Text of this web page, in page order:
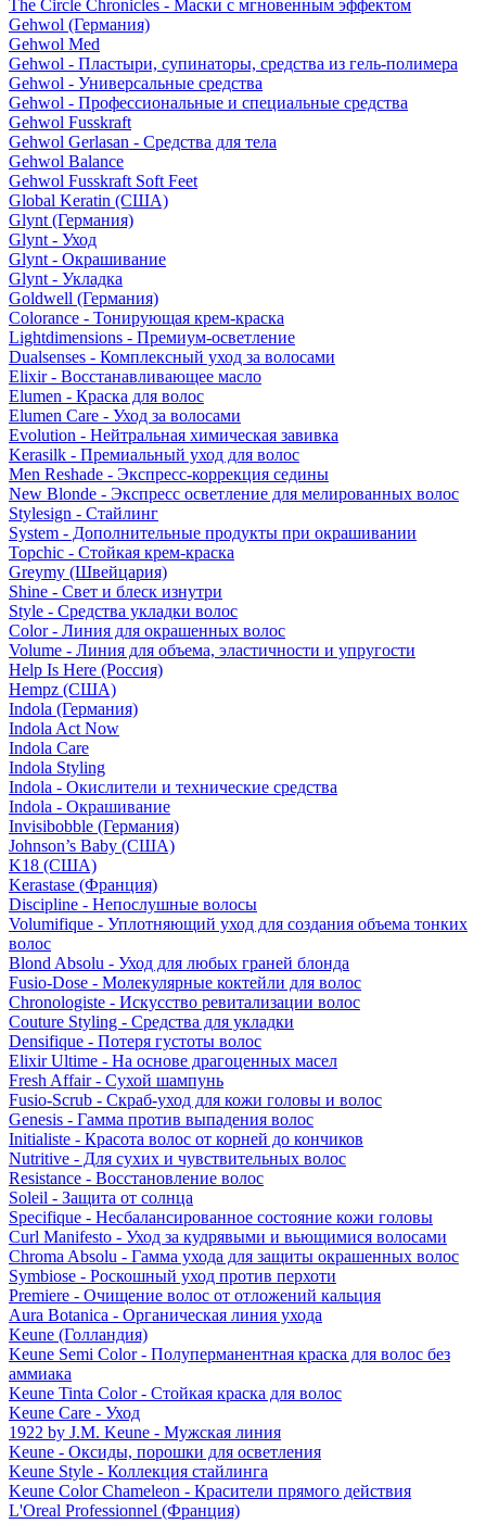
The Circle Chronicles - Маски с мгновенным эффектом
Gehwol (Германия)
Gehwol Med
Gehwol - Пластыри, супинаторы, средства из гель-полимера
Gehwol - Универсальные средства
Gehwol - Профессиональные и специальные средства
Gehwol Fusskraft
Gehwol Gerlasan - Средства для тела
Gehwol Balance
Gehwol Fusskraft Soft Feet
Global Keratin (США)
Glynt (Германия)
Glynt - Уход
Glynt - Окрашивание
Glynt - Укладка
Goldwell (Германия)
Colorance - Тонирующая крем-краска
Lightdimensions - Премиум-осветление
Dualsenses - Комплексный уход за волосами
Elixir - Восстанавливающее масло
Elumen - Краска для волос
Elumen Care - Уход за волосами
Evolution - Нейтральная химическая завивка
Kerasilk - Премиальный уход для волос
Men Reshade - Экспресс-коррекция седины
New Blonde - Экспресс осветление для мелированных волос
Stylesign - Стайлинг
System - Дополнительные продукты при окрашивании
Topchic - Стойкая крем-краска
Greymy (Швейцария)
Shine - Свет и блеск изнутри
Style - Средства укладки волос
Color - Линия для окрашенных волос
Volume - Линия для объема, эластичности и упругости
Help Is Here (Россия)
Hempz (США)
Indola (Германия)
Indola Act Now
Indola Care
Indola Styling
Indola - Окислители и технические средства
Indola - Окрашивание
Invisibobble (Германия)
Johnson’s Baby (США)
K18 (США)
Kerastase (Франция)
Discipline - Непослушные волосы
Volumifique - Уплотняющий уход для создания объема тонких
волос
Blond Absolu - Уход для любых граней блонда
Fusio-Dose - Молекулярные коктейли для волос
Chronologiste - Искусство ревитализации волос
Couture Styling - Средства для укладки
Densifique - Потеря густоты волос
Elixir Ultime - На основе драгоценных масел
Fresh Affair - Сухой шампунь
Fusio-Scrub - Скраб-уход для кожи головы и волос
Genesis - Гамма против выпадения волос
Initialiste - Красота волос от корней до кончиков
Nutritive - Для сухих и чувствительных волос
Resistance - Восстановление волос
Soleil - Защита от солнца
Specifique - Несбалансированное состояние кожи головы
Curl Manifesto - Уход за кудрявыми и вьющимися волосами
Chroma Absolu - Гамма ухода для защиты окрашенных волос
Symbiose - Роскошный уход против перхоти
Premiere - Очищение волос от отложений кальция
Aura Botanica - Органическая линия ухода
Keune (Голландия)
Keune Semi Color - Полуперманентная краска для волос без
аммиака
Keune Tinta Color - Стойкая краска для волос
Keune Care - Уход
1922 by J.M. Keune - Мужская линия
Keune - Оксиды, порошки для осветления
Keune Style - Коллекция стайлинга
Keune Color Chameleon - Красители прямого действия
L'Oreal Professionnel (Франция)